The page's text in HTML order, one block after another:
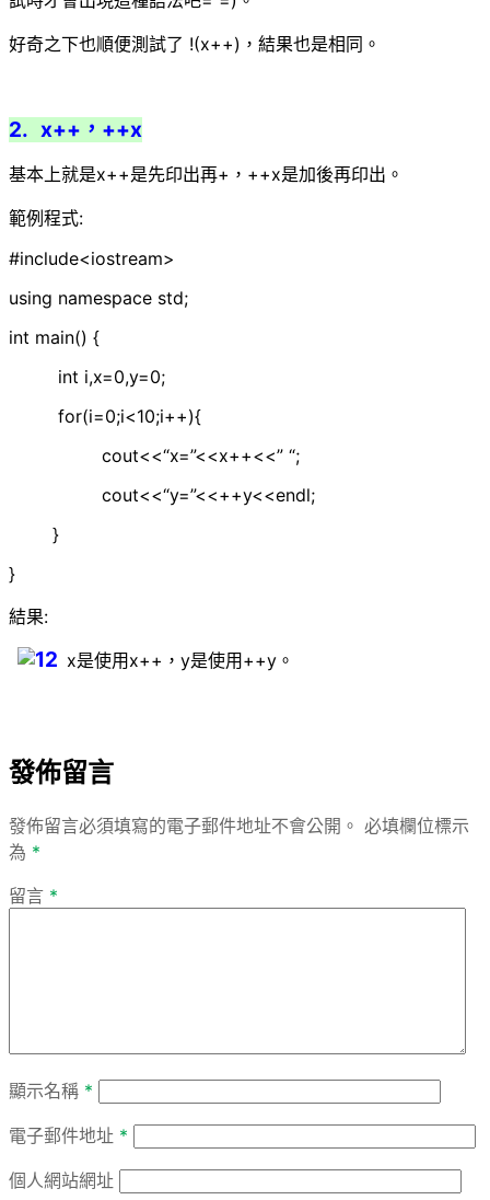
好奇之下也順便測試了 !(x++)，結果也是相同。
2. x++，++x
基本上就是x++是先印出再+，++x是加後再印出。
範例程式:
#include<iostream>
using namespace std;
int main() {
int i,x=0,y=0;
for(i=0;i<10;i++){
cout<<“x=”<<x++<<” “;
cout<<“y=”<<++y<<endl;
}
}
結果:
x是使用x++，y是使用++y。
發佈留言
發佈留言必須填寫的電子郵件地址不會公開。 必填欄位標示
為 *
留言 *
顯示名稱 *
電子郵件地址 *
個人網站網址